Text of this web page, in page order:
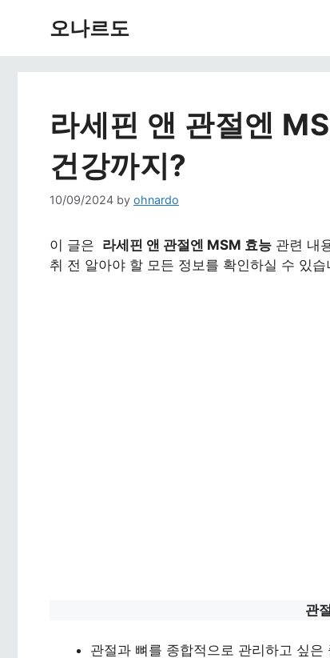
오나르도
라세핀 앤 관절엔
건강까지?
10/09/2024 by ohnardo
이 글은 라세핀 앤 관절엔 MSM 효능 관련 내
취 전 알아야 할 모든 정보를 확인하실 수 있습
관
관절과 뼈를 종합적으로 관리하고 싶은